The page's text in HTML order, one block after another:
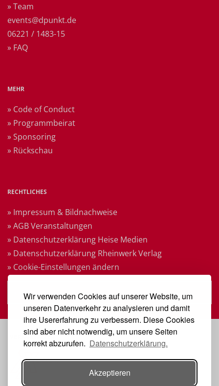
Wir verwenden Cookies auf unserer Website, um
unseren Datenverkehr zu analysieren und damit
ihre Usererfahrung zu verbessern. Diese Cookies
sind aber nicht notwendig, um unsere Seiten
korrekt abzurufen. Datenschutzerklärung.
Akzeptieren
» Team
events@dpunkt.de
06221 / 1483-15
» FAQ
MEHR
» Code of Conduct
» Programmbeirat
» Sponsoring
» Rückschau
RECHTLICHES
» Impressum & Bildnachweise
» AGB Veranstaltungen
» Datenschutzerklärung Heise Medien
» Datenschutzerklärung Rheinwerk Verlag
» Cookie-Einstellungen ändern
» Vertrag widerrufen
VERANSTALTER